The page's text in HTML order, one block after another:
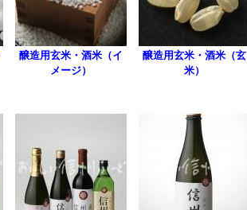
醸造用玄米・酒米（イ
メージ）
醸造用玄米・酒米（玄
米）